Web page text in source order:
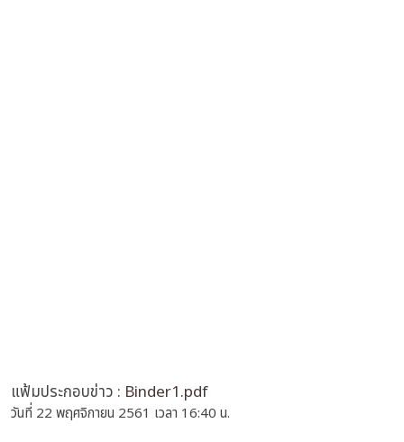
แฟ้มประกอบข่าว : Binder1.pdf
วันที่ 22 พฤศจิกายน 2561 เวลา 16:40 น.